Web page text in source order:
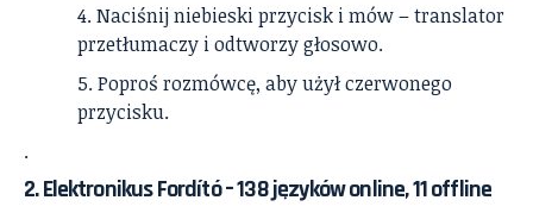
Naciśnij niebieski przycisk i mów – translator
przetłumaczy i odtworzy głosowo.
Poproś rozmówcę, aby użył czerwonego
przycisku.
.
2.Elektronikus Fordító – 138 języków online, 11 offline